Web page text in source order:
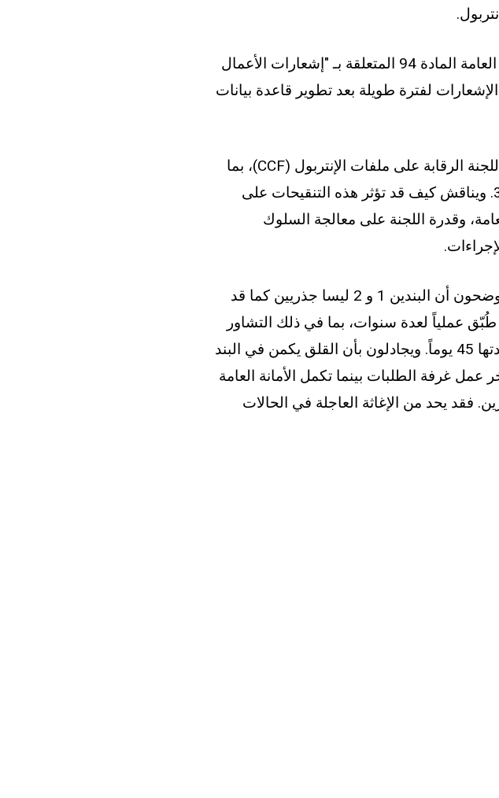
فيما يتعلق بقواعد معالجة البيانات (RPD)، حذفت الجمعية العامة المادة 94 المتعلقة بـ "إشعارات الأعمال
لفترة طويلة بعد تطوير قاعدة بيانات
يركز المقال بشكل رئيسي على تعديلات النظام الأساسي للجنة الرقابة على ملفات الإنتربول (CCF)، بما
في ذلك التغييرات على المواد 3 و 19 و 23 و 25 و 28 و 33. ويناقش كيف قد تؤثر هذه التنقيحات على
وقدرة اللجنة على معالجة السلوك
على وجه الخصوص، يحلل المؤلفون المادة 33 المعدلة. ويوضحون أن البندين 1 و 2 ليسا جذريين كما قد
طُبّق عملياً لعدة سنوات، بما في ذلك التشاور
مع الأمانة العامة بعد قبول الطلب وخطوة إخطار جديدة مدتها 45 يوماً. ويجادلون بأن القلق يكمن في البند
غرفة الطلبات بينما تكمل الأمانة العامة
فقد يحد من الإغاثة العاجلة في الحالات